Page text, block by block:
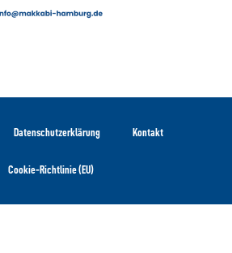
Datenschutzerklärung Kontakt
Cookie-Richtlinie (EU)